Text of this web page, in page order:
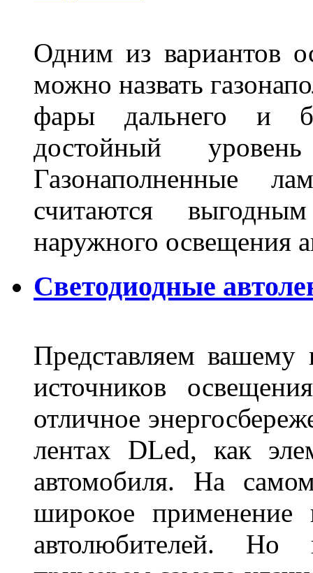
Одним из вариантов
можно назвать
фары дальнего и
достойный
Газонаполненные
считаются
наружного освещения
Светодиодные
Представляем
источников
отличное
лентах DLed, как
автомобиля. На
широкое
автолюбителей. Но